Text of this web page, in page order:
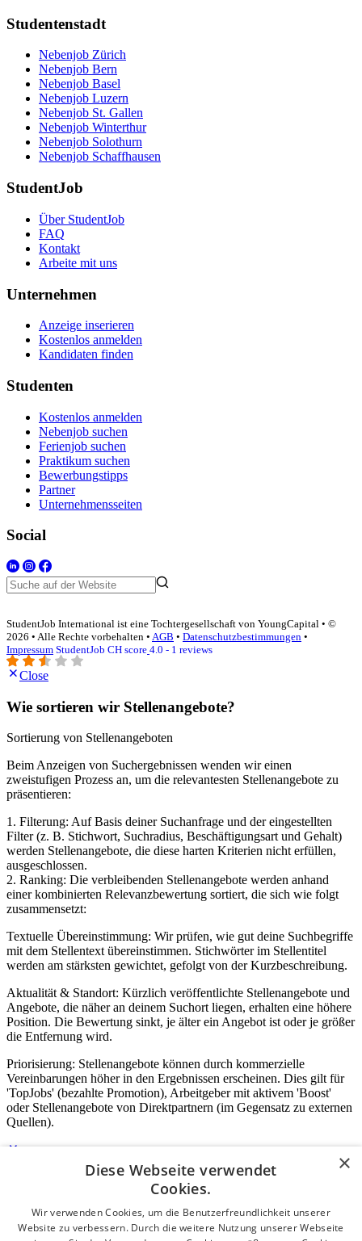
Studentenstadt
Nebenjob Zürich
Nebenjob Bern
Nebenjob Basel
Nebenjob Luzern
Nebenjob St. Gallen
Nebenjob Winterthur
Nebenjob Solothurn
Nebenjob Schaffhausen
StudentJob
Über StudentJob
FAQ
Kontakt
Arbeite mit uns
Unternehmen
Anzeige inserieren
Kostenlos anmelden
Kandidaten finden
Studenten
Kostenlos anmelden
Nebenjob suchen
Ferienjob suchen
Praktikum suchen
Bewerbungstipps
Partner
Unternehmensseiten
Social
StudentJob International ist eine Tochtergesellschaft von YoungCapital • ©
2026 • Alle Rechte vorbehalten • AGB • Datenschutzbestimmungen •
Impressum StudentJob CH score 4.0 - 1 reviews
Close
Wie sortieren wir Stellenangebote?
Sortierung von Stellenangeboten
Beim Anzeigen von Suchergebnissen wenden wir einen
zweistufigen Prozess an, um die relevantesten Stellenangebote zu
präsentieren:
1. Filterung: Auf Basis deiner Suchanfrage und der eingestellten
Filter (z. B. Stichwort, Suchradius, Beschäftigungsart und Gehalt)
werden Stellenangebote, die diese harten Kriterien nicht erfüllen,
ausgeschlossen.
2. Ranking: Die verbleibenden Stellenangebote werden anhand
einer kombinierten Relevanzbewertung sortiert, die sich wie folgt
zusammensetzt:
Textuelle Übereinstimmung: Wir prüfen, wie gut deine Suchbegriffe
mit dem Stellentext übereinstimmen. Stichwörter im Stellentitel
werden am stärksten gewichtet, gefolgt von der Kurzbeschreibung.
Aktualität & Standort: Kürzlich veröffentlichte Stellenangebote und
Angebote, die näher an deinem Suchort liegen, erhalten eine höhere
Position. Die Bewertung sinkt, je älter ein Angebot ist oder je größer
die Entfernung wird.
Priorisierung: Stellenangebote können durch kommerzielle
Vereinbarungen höher in den Ergebnissen erscheinen. Dies gilt für
'TopJobs' (bezahlte Promotion), Arbeitgeber mit aktivem 'Boost'
oder Stellenangebote von Direktpartnern (im Gegensatz zu externen
Quellen).
Login für Unternehmen
E-Mail*
×
Diese Webseite verwendet
Cookies.
Wir verwenden Cookies, um die Benutzerfreundlichkeit unserer
Website zu verbessern. Durch die weitere Nutzung unserer Webseite